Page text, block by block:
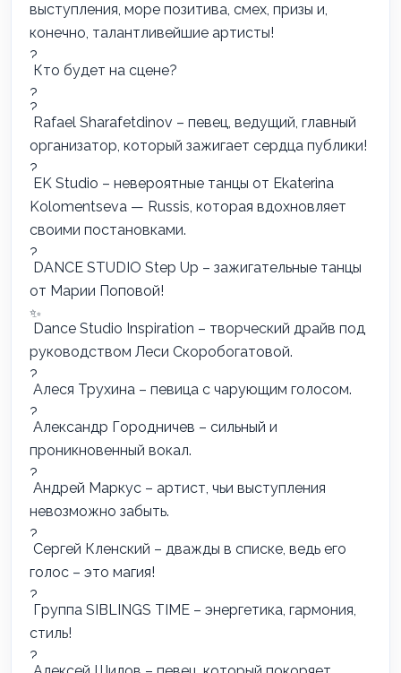
выступления, море позитива, смех, призы и,
конечно, талантливейшие артисты!
Кто будет на сцене?
Rafael Sharafetdinov – певец, ведущий, главный
организатор, который зажигает сердца публики!
EK Studio – невероятные танцы от Ekaterina
Kolomentseva — Russis, которая вдохновляет
своими постановками.
DANCE STUDIO Step Up – зажигательные танцы
от Марии Поповой!
Dance Studio Inspiration – творческий драйв под
руководством Леси Скоробогатовой.
Алеся Трухина – певица с чарующим голосом.
Александр Городничев – сильный и
проникновенный вокал.
Андрей Маркус – артист, чьи выступления
невозможно забыть.
Сергей Кленский – дважды в списке, ведь его
голос – это магия!
Группа SIBLINGS TIME – энергетика, гармония,
стиль!